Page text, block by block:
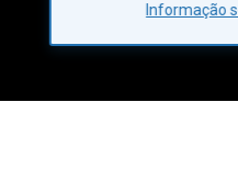
Informação